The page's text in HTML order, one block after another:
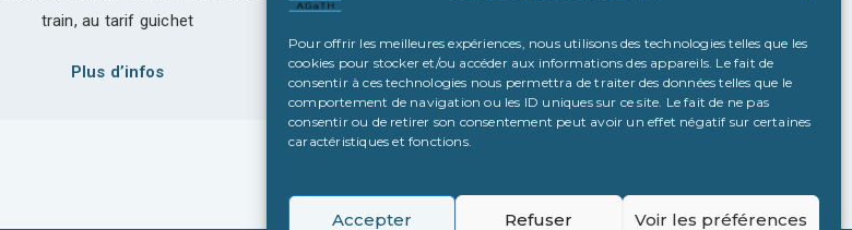
Pour offrir les meilleures expériences, nous utilisons des technologies telles que les
cookies pour stocker et/ou accéder aux informations des appareils. Le fait de
consentir à ces technologies nous permettra de traiter des données telles que le
comportement de navigation ou les ID uniques sur ce site. Le fait de ne pas
consentir ou de retirer son consentement peut avoir un effet négatif sur certaines
caractéristiques et fonctions.
Accepter Refuser Voir les préférences
train, au tarif guichet
Plus d’infos